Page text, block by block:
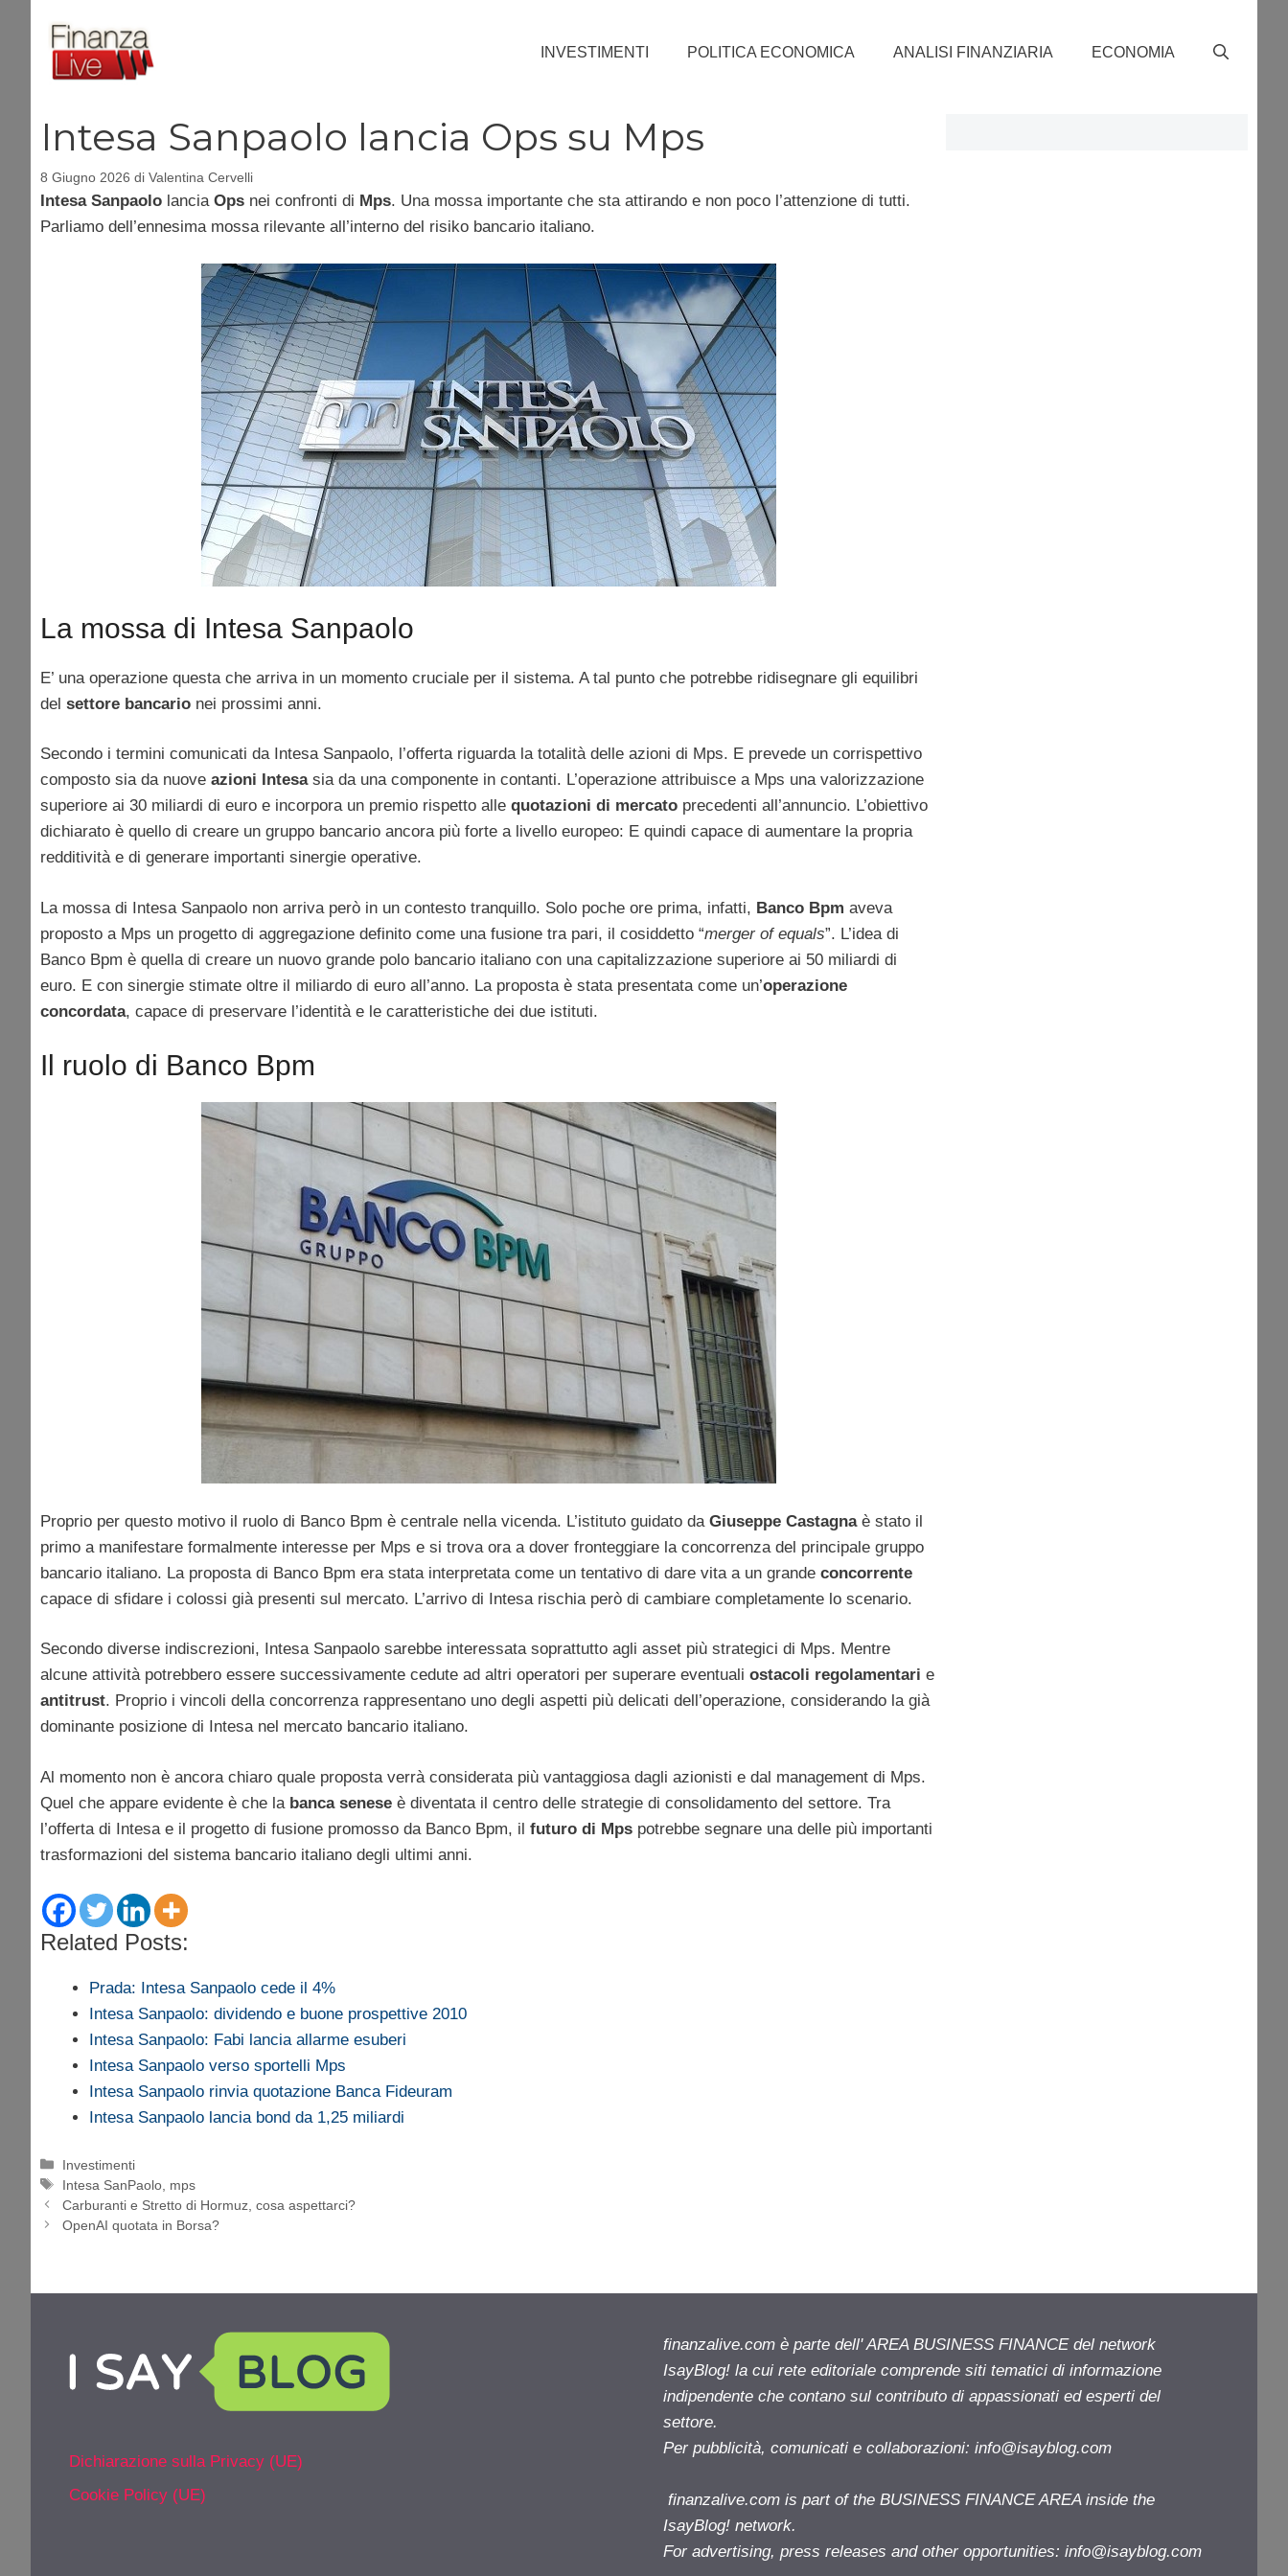
contenuto
INVESTIMENTI POLITICA ECONOMICA ANALISI FINANZIARIA ECONOMIA
Intesa Sanpaolo lancia Ops su Mps
8 Giugno 2026 di Valentina Cervelli
Intesa Sanpaolo lancia Ops nei confronti di Mps. Una mossa importante che sta attirando e non poco l’attenzione di tutti.
Parliamo dell’ennesima mossa rilevante all’interno del risiko bancario italiano.
La mossa di Intesa Sanpaolo
E’ una operazione questa che arriva in un momento cruciale per il sistema. A tal punto che potrebbe ridisegnare gli equilibri
del settore bancario nei prossimi anni.
Secondo i termini comunicati da Intesa Sanpaolo, l’offerta riguarda la totalità delle azioni di Mps. E prevede un corrispettivo
composto sia da nuove azioni Intesasia da una componente in contanti. L’operazione attribuisce a Mps una valorizzazione
superiore ai 30 miliardi di euro e incorpora un premio rispetto alle quotazioni di mercato precedenti all’annuncio. L’obiettivo
dichiarato è quello di creare un gruppo bancario ancora più forte a livello europeo: E quindi capace di aumentare la propria
redditività e di generare importanti sinergie operative.
La mossa di Intesa Sanpaolo non arriva però in un contesto tranquillo. Solo poche ore prima, infatti, Banco Bpm aveva
proposto a Mps un progetto di aggregazione definito come una fusione tra pari, il cosiddetto “merger of equals”. L’idea di
Banco Bpm è quella di creare un nuovo grande polo bancario italiano con una capitalizzazione superiore ai 50 miliardi di
euro. E con sinergie stimate oltre il miliardo di euro all’anno. La proposta è stata presentata come un’operazione
concordata, capace di preservare l’identità e le caratteristiche dei due istituti.
Il ruolo di Banco Bpm
Proprio per questo motivo il ruolo di Banco Bpm è centrale nella vicenda. L’istituto guidato da Giuseppe Castagnaè stato il
primo a manifestare formalmente interesse per Mps e si trova ora a dover fronteggiare la concorrenza del principale gruppo
bancario italiano. La proposta di Banco Bpm era stata interpretata come un tentativo di dare vita a un grande concorrente
capace di sfidare i colossi già presenti sul mercato. L’arrivo di Intesa rischia però di cambiare completamente lo scenario.
Secondo diverse indiscrezioni, Intesa Sanpaolo sarebbe interessata soprattutto agli asset più strategici di Mps. Mentre
alcune attività potrebbero essere successivamente cedute ad altri operatori per superare eventuali ostacoli regolamentari e
antitrust. Proprio i vincoli della concorrenza rappresentano uno degli aspetti più delicati dell’operazione, considerando la già
dominante posizione di Intesa nel mercato bancario italiano.
Al momento non è ancora chiaro quale proposta verrà considerata più vantaggiosa dagli azionisti e dal management di Mps.
Quel che appare evidente è che la banca senese è diventata il centro delle strategie di consolidamento del settore. Tra
l’offerta di Intesa e il progetto di fusione promosso da Banco Bpm, il futuro di Mps potrebbe segnare una delle più importanti
trasformazioni del sistema bancario italiano degli ultimi anni.
Related Posts:
Prada: Intesa Sanpaolo cede il 4%
Intesa Sanpaolo: dividendo e buone prospettive 2010
Intesa Sanpaolo: Fabi lancia allarme esuberi
Intesa Sanpaolo verso sportelli Mps
Intesa Sanpaolo rinvia quotazione Banca Fideuram
Intesa Sanpaolo lancia bond da 1,25 miliardi
Categorie
Investimenti
Tag
Intesa SanPaolo mps
Carburanti e Stretto di Hormuz, cosa aspettarci?
OpenAI quotata in Borsa?
Dichiarazione sulla Privacy (UE)
Cookie Policy (UE)
finanzalive.com è parte dell' AREA BUSINESS FINANCE del network
IsayBlog! la cui rete editoriale comprende siti tematici di informazione
indipendente che contano sul contributo di appassionati ed esperti del
settore.
Per pubblicità, comunicati e collaborazioni: info@isayblog.com
finanzalive.com is part of the BUSINESS FINANCE AREA inside the
IsayBlog! network.
For advertising, press releases and other opportunities: info@isayblog.com